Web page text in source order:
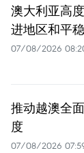
澳大利亚高
进地区和平
07/08/2026
推动越澳全
度
07/08/2026